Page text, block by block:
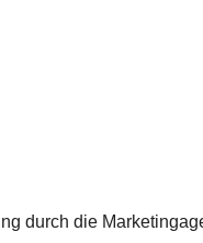
durch die